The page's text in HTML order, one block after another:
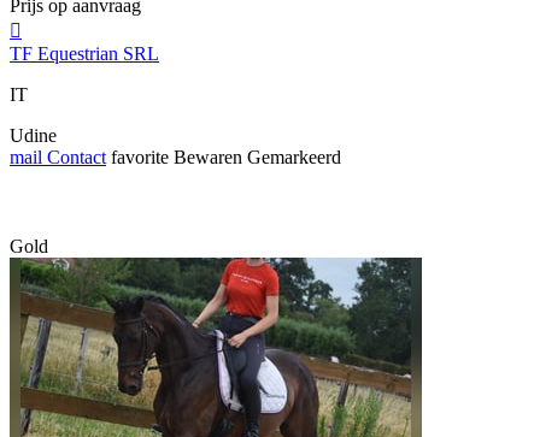
Prijs op aanvraag

TF Equestrian SRL
IT
Udine
mail Contact favorite Bewaren Gemarkeerd
Gold